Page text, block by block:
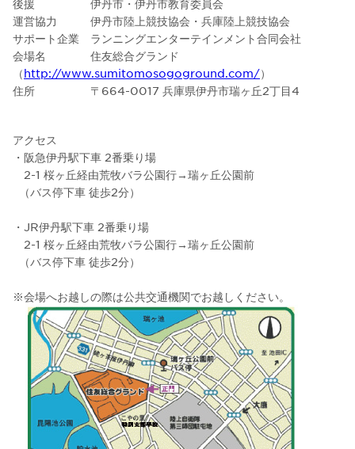
後援 伊丹市・伊丹市教育委員会
運営協力 伊丹市陸上競技協会・兵庫陸上競技協会
サポート企業 ランニングエンターテインメント合同会社
会場名 住友総合グランド
（http://www.sumitomosogoground.com/）
住所 〒664-0017 兵庫県伊丹市瑞ヶ丘2丁目4
アクセス
・阪急伊丹駅下車 2番乗り場
2-1 桜ヶ丘経由荒牧バラ公園行→瑞ヶ丘公園前
（バス停下車 徒歩2分）
・JR伊丹駅下車 2番乗り場
2-1 桜ヶ丘経由荒牧バラ公園行→瑞ヶ丘公園前
（バス停下車 徒歩2分）
※会場へお越しの際は公共交通機関でお越しください。